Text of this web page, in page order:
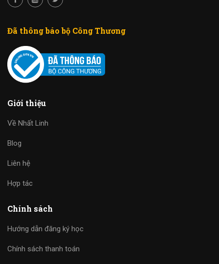
Đã thông báo bộ Công Thương
Giới thiệu
Về Nhất Linh
Blog
Liên hệ
Hợp tác
Chính sách
Hướng dẫn đăng ký học
Chính sách thanh toán